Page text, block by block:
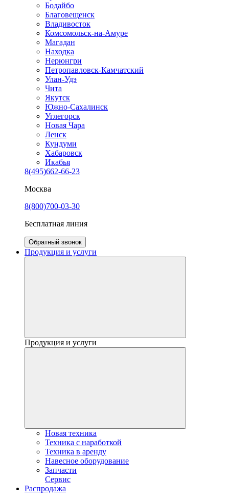
Бодайбо
Благовещенск
Владивосток
Комсомольск-на-Амуре
Магадан
Находка
Нерюнгри
Петропавловск-Камчатский
Улан-Удэ
Чита
Якутск
Южно-Сахалинск
Углегорск
Новая Чара
Ленск
Кундуми
Хабаровск
Икабья
8(495)662-66-23
Москва
8(800)700-03-30
Бесплатная линия
Обратный звонок
Продукция и услуги
Продукция и услуги
Новая техника
Техника с наработкой
Техника в аренду
Навесное оборудование
Запчасти
Сервис
Распродажа